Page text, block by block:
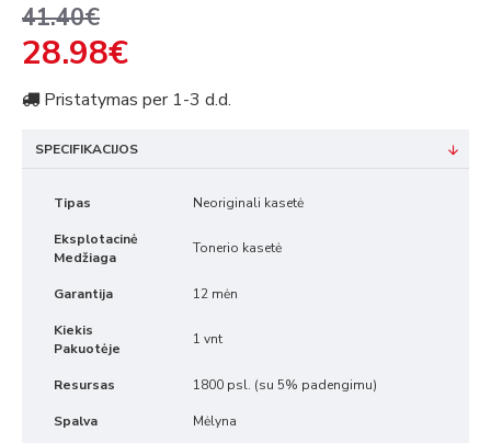
41.40€
28.98€
Pristatymas per 1-3 d.d.
SPECIFIKACIJOS
Tipas Neoriginali kasetė
Eksplotacinė
Medžiaga
Tonerio kasetė
Garantija 12 mėn
Kiekis
Pakuotėje
1 vnt
Resursas 1800 psl. (su 5% padengimu)
Spalva Mėlyna